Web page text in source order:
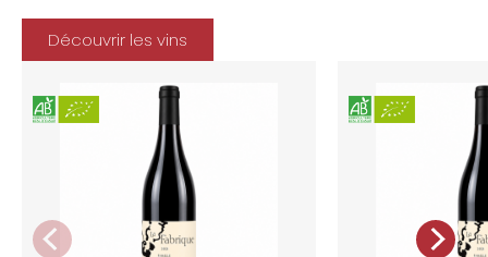
l’Appellation. La grande majorité des parcelles,
sur sols de schistes, font face au sud, à la
Méditerranée.
Le vignoble du Château de la Liquière est
agriculture biologique depuis 2008 et 2012
marque le premier millésime certifié du
domaine. Les soins apportés y sont conformes :
pratiques respectueuses de l’environnement et
de la vigne, vendanges manuelles, vinifications
soignées et strictement suivies.
La gamme des vins du Château de la
Découvrir les vins